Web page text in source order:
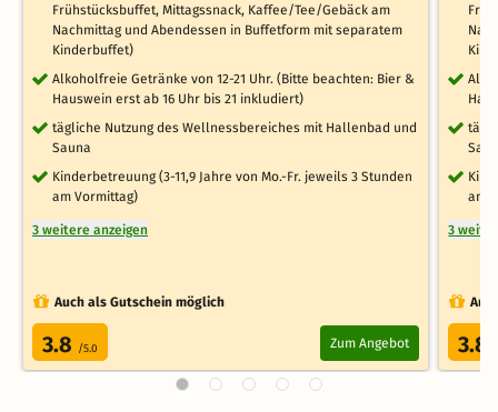
Frühstücksbuffet, Mittagssnack, Kaffee/Tee/Gebäck am
Nachmittag und Abendessen in Buffetform mit separatem
Kinderbuffet)
Alkoholfreie Getränke von 12-21 Uhr. (Bitte beachten: Bier &
Hauswein erst ab 16 Uhr bis 21 inkludiert)
tägliche Nutzung des Wellnessbereiches mit Hallenbad und
Sauna
Kinderbetreuung (3-11,9 Jahre von Mo.-Fr. jeweils 3 Stunden
am Vormittag)
3 weitere anzeigen
Auch als Gutschein möglich
3.8 /5.0 Zum Angebot
am
3
3.8